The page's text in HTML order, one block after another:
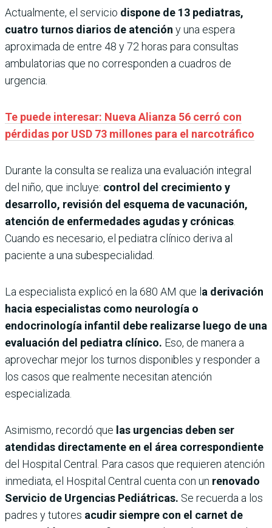
Actualmente, el servicio dispone de 13 pediatras,
cuatro turnos diarios de atención y una espera
aproximada de entre 48 y 72 horas para consultas
ambulatorias que no corresponden a cuadros de
urgencia.
Te puede interesar: Nueva Alianza 56 cerró con
pérdidas por USD 73 millones para el narcotráfico
Durante la consulta se realiza una evaluación integral
del niño, que incluye: control del crecimiento y
desarrollo, revisión del esquema de vacunación,
atención de enfermedades agudas y crónicas
Cuando es necesario, el pediatra clínico deriva al
paciente a una subespecialidad.
La especialista explicó en la 680 AM que l a derivación
hacia especialistas como neurología o
endocrinología infantil debe realizarse luego de una
evaluación del pediatra clínico. Eso, de manera a
aprovechar mejor los turnos disponibles y responder a
los casos que realmente necesitan atención
especializada.
Asimismo, recordó que las urgencias deben ser
atendidas directamente en el área correspondiente
del Hospital Central. Para casos que requieren atención
inmediata, el Hospital Central cuenta con un renovado
Servicio de Urgencias Pediátricas. Se recuerda a los
padres y tutores acudir siempre con el carnet de